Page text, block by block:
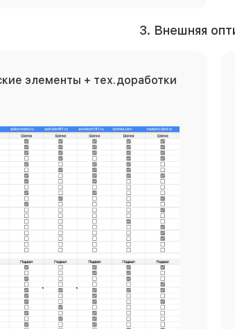
3. Внешняя
элементы + тех.доработки